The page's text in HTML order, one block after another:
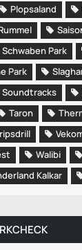
Plopsaland
Schwaben Park
Park
Soundtracks
Taron
Walibi
Kalkar